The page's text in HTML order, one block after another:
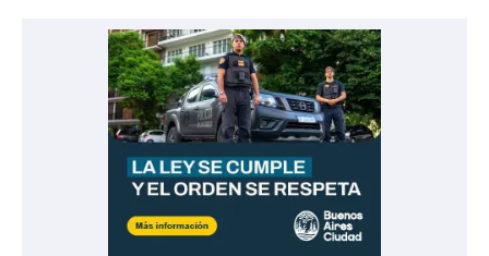
entradas